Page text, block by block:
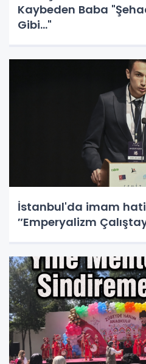
Kaybeden Baba
Gibi..."
İstanbul'da imam
″Emperyalizm